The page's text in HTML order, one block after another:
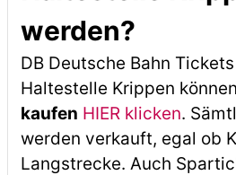
werden?
DB Deutsche Bahn
Haltestelle Krippen
kaufen HIER klicken.
werden verkauft, egal ob
Langstrecke. Auch